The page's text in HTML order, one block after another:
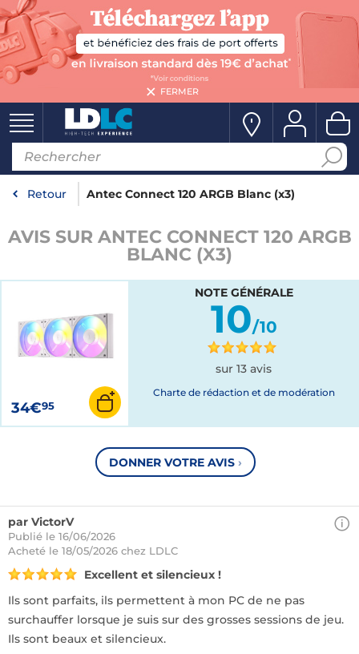
FERMER
Retour Antec Connect 120 ARGB Blanc (x3)
AVIS SUR ANTEC CONNECT 120 ARGB
BLANC (X3)
34€95
NOTE GÉNÉRALE
10/10
sur 13 avis
Charte de rédaction et de modération
DONNER VOTRE AVIS ›
par VictorV
Publié le 16/06/2026
Acheté le 18/05/2026 chez LDLC
Excellent et silencieux !
Ils sont parfaits, ils permettent à mon PC de ne pas
surchauffer lorsque je suis sur des grosses sessions de jeu.
Ils sont beaux et silencieux.